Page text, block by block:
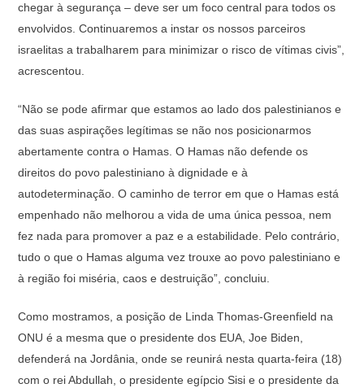
chegar à segurança – deve ser um foco central para todos os
envolvidos. Continuaremos a instar os nossos parceiros
israelitas a trabalharem para minimizar o risco de vítimas civis”,
acrescentou.
“Não se pode afirmar que estamos ao lado dos palestinianos e
das suas aspirações legítimas se não nos posicionarmos
abertamente contra o Hamas. O Hamas não defende os
direitos do povo palestiniano à dignidade e à
autodeterminação. O caminho de terror em que o Hamas está
empenhado não melhorou a vida de uma única pessoa, nem
fez nada para promover a paz e a estabilidade. Pelo contrário,
tudo o que o Hamas alguma vez trouxe ao povo palestiniano e
à região foi miséria, caos e destruição”, concluiu.
Como mostramos, a posição de Linda Thomas-Greenfield na
ONU é a mesma que o presidente dos EUA, Joe Biden,
defenderá na Jordânia, onde se reunirá nesta quarta-feira (18)
com o rei Abdullah, o presidente egípcio Sisi e o presidente da